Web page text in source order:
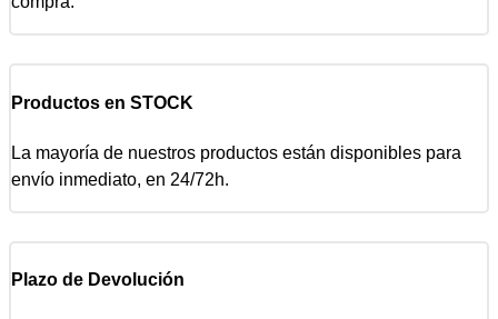
Productos en STOCK
La mayoría de nuestros productos están disponibles para
envío inmediato, en 24/72h.
Plazo de Devolución